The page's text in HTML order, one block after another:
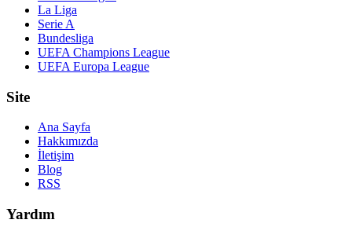
La Liga
Serie A
Bundesliga
UEFA Champions League
UEFA Europa League
Site
Ana Sayfa
Hakkımızda
İletişim
Blog
RSS
Yardım